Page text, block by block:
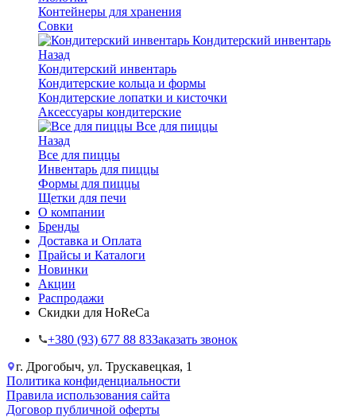
Контейнеры для хранения
Совки
Кондитерский инвентарь
Назад
Кондитерский инвентарь
Кондитерские кольца и формы
Кондитерские лопатки и кисточки
Аксессуары кондитерские
Все для пиццы
Назад
Все для пиццы
Инвентарь для пиццы
Формы для пиццы
Щетки для печи
О компании
Бренды
Доставка и Оплата
Прайсы и Каталоги
Новинки
Акции
Распродажи
Скидки для HoReCa
+38‎0 (93) 677 88 83Заказать звонок
г. Дрогобыч, ул. Трускавецкая, 1
Политика конфиденциальности
Правила использования сайта
Договор публичной оферты